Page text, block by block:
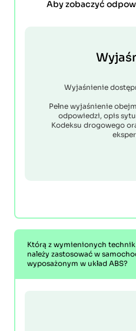
Aby zobaczyć
Wyjaśnienie
Pełne wyjaśnienie
odpowiedzi, opis
Kodeksu drogowego
Którą z wymienionych
należy zastosować w
wyposażonym w układ ABS?